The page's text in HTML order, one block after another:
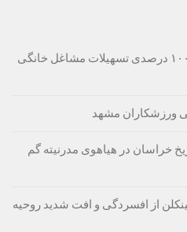
فرماندار تربت‌حیدریه از رشد ۱۰۰ درصدی تسهیلات مشاغل خانگی
ورزشکاران مشهد
خراسان در هیاهوی مدرنیته گم
لینکلن از افسردگی و افت شدید روحیه